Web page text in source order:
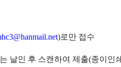
)로만 접수
날인 후 스캔하여 제출(종이인